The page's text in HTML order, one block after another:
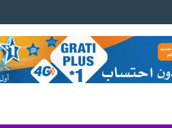
المحلي وإصلاح التوثيق والتعليم